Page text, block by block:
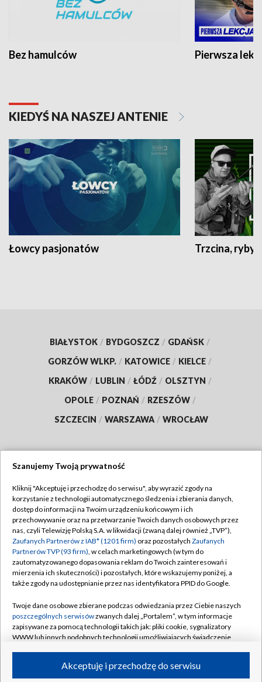
Bez hamulców Pierwsza
KIEDYŚ NA NASZEJ ANTENIE
Łowcy pasjonatów Trzcina, ryby
BIAŁYSTOK / BYDGOSZCZ / GDAŃSK /
GORZÓW WLKP. / KATOWICE / KIELCE /
KRAKÓW / LUBLIN / ŁÓDŹ / OLSZTYN /
OPOLE / POZNAŃ / RZESZÓW /
SZCZECIN / WARSZAWA / WROCŁAW
TVP
Abonament TVP
Emisja w TVP
Centrum informacji TVP
Naziemna Telewizja Cyfrowa
Rada Programowa
System NOS
Informacje o nadawcy
Program dla prasy
Regulamin TVP
Polityka prywatności
Moje zgody
Pomoc
Kontakt
Kanały
Szanujemy Twoją prywatność
Kliknij "Akceptuję i przechodzę do serwisu", aby wyrazić zgody na
korzystanie z technologii automatycznego śledzenia i zbierania danych,
dostęp do informacji na Twoim urządzeniu końcowym i ich
przechowywanie oraz na przetwarzanie Twoich danych osobowych przez
nas, czyli Telewizję Polską S.A. w likwidacji (zwaną dalej również „TVP”),
Zaufanych Partnerów z IAB* (1201 firm) oraz pozostałych Zaufanych
Partnerów TVP (93 firm), w celach marketingowych (w tym do
zautomatyzowanego dopasowania reklam do Twoich zainteresowań i
mierzenia ich skuteczności) i pozostałych, które wskazujemy poniżej, a
także zgody na udostępnianie przez nas identyfikatora PPID do Google.
Twoje dane osobowe zbierane podczas odwiedzania przez Ciebie naszych
poszczególnych serwisówzwanych dalej „Portalem”, w tym informacje
zapisywane za pomocą technologii takich jak: pliki cookie, sygnalizatory
WWW lub innych podobnych technologii umożliwiających świadczenie
ruchu w Internecie.Akceptuję i przechodzę do serwisu